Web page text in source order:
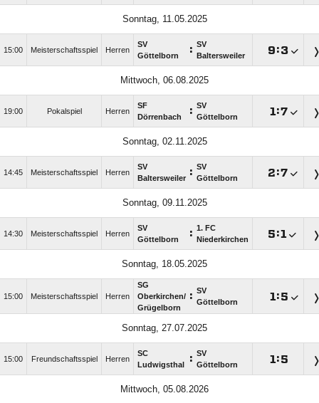
Sonntag, 11.05.2025
15:00 Meisterschaftsspiel Herren
SV
Göttelborn
: SV
Baltersweiler
:
Mittwoch, 06.08.2025
19:00 Pokalspiel Herren
SF
Dörrenbach
: SV
Göttelborn
:
Sonntag, 02.11.2025
14:45 Meisterschaftsspiel Herren
SV
Baltersweiler : SV
Göttelborn
:
Sonntag, 09.11.2025
14:30 Meisterschaftsspiel Herren
SV
Göttelborn
: 1. FC
Niederkirchen
:
Sonntag, 18.05.2025
15:00 Meisterschaftsspiel Herren
SG
Oberkirchen/​
Grügelborn
: SV
Göttelborn
:
Sonntag, 27.07.2025
15:00 Freundschaftsspiel Herren
SC
Ludwigsthal
: SV
Göttelborn
:
Mittwoch, 05.08.2026